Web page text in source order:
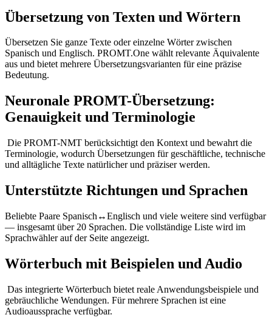
Übersetzung von Texten und Wörtern
Übersetzen Sie ganze Texte oder einzelne Wörter zwischen
Spanisch und Englisch. PROMT.One wählt relevante Äquivalente
aus und bietet mehrere Übersetzungsvarianten für eine präzise
Bedeutung.
Neuronale PROMT-Übersetzung:
Genauigkeit und Terminologie
Die PROMT-NMT berücksichtigt den Kontext und bewahrt die
Terminologie, wodurch Übersetzungen für geschäftliche, technische
und alltägliche Texte natürlicher und präziser werden.
Unterstützte Richtungen und Sprachen
Beliebte Paare Spanisch↔Englisch und viele weitere sind verfügbar
— insgesamt über 20 Sprachen. Die vollständige Liste wird im
Sprachwähler auf der Seite angezeigt.
Wörterbuch mit Beispielen und Audio
Das integrierte Wörterbuch bietet reale Anwendungsbeispiele und
gebräuchliche Wendungen. Für mehrere Sprachen ist eine
Audioaussprache verfügbar.